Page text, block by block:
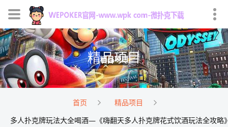
精品项目
首页
精品项目
多人扑克牌玩法大全喝酒—《嗨翻天多人扑克牌花式饮酒玩法全攻略